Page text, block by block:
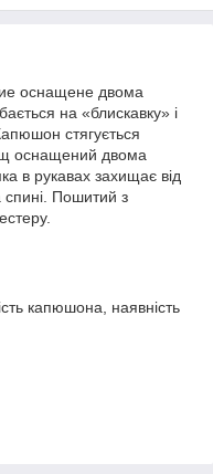
оснащене двома
на «блискавку» і
стягується
оснащений двома
в рукавах захищає від
спині. Пошитий з
капюшона, наявність